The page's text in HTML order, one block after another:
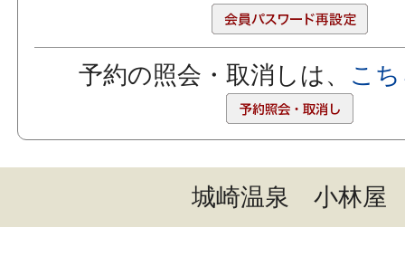
予約の照会・取消しは、 こ
城崎温泉 小林屋